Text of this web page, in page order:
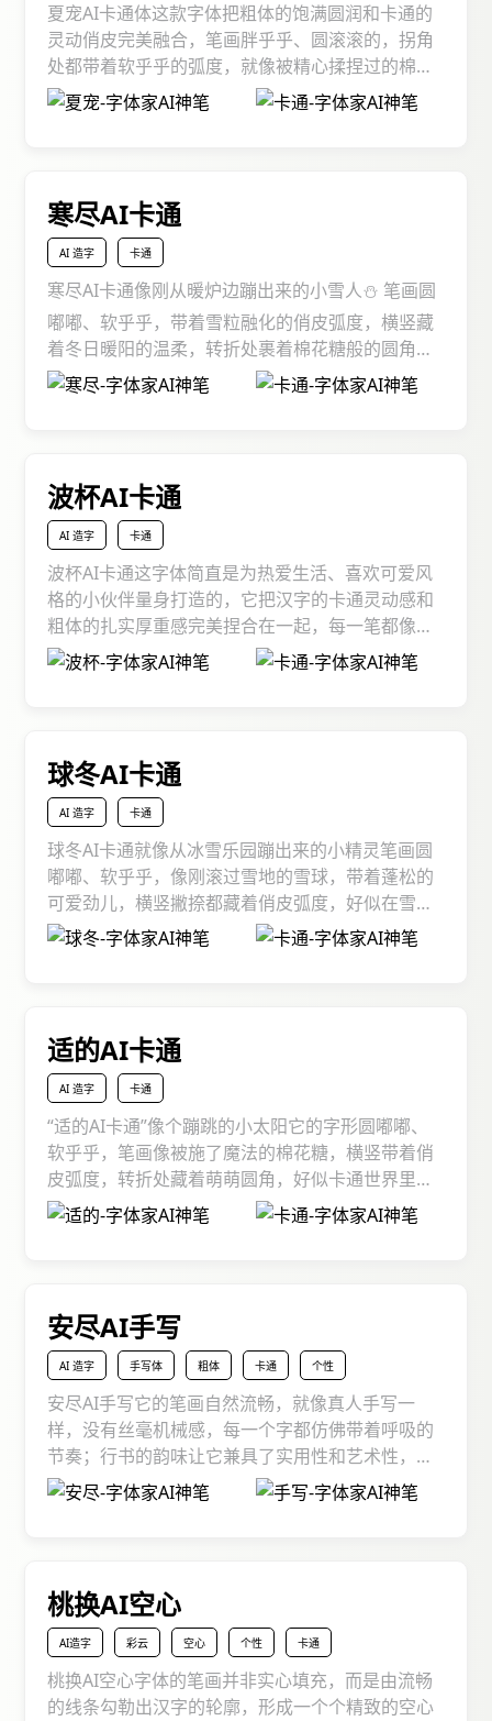
夏宠AI卡通体这款字体把粗体的饱满圆润和卡通的
灵动俏皮完美融合，笔画胖乎乎、圆滚滚的，拐角
处都带着软乎乎的弧度，就像被精心揉捏过的棉花
糖，每一个字都像睁着圆溜溜大眼睛的小动物，透
着天真烂漫的劲儿！它既保留了粗体的醒目辨识
宠 AI 卡通体，立马就能让画面变得活泼起来，仿佛
空气里都飘着甜甜的气泡！
寒尽AI卡通
AI 造字 卡通
寒尽AI卡通像刚从暖炉边蹦出来的小雪人⛄️ 笔画圆
嘟嘟、软乎乎，带着雪粒融化的俏皮弧度，横竖藏
着冬日暖阳的温柔，转折处裹着棉花糖般的圆角，
把 “寒冬散尽” 的治愈与萌趣，悄悄揉进每个字的骨
缝不管是装点冬日文创、给儿童绘本裹层暖萌氛
借卡通变形统统释放，每看一眼字，都像撞见藏在
雪堆里的小太阳，把寒意烘成甜甜暖意。
波杯AI卡通
AI 造字 卡通
波杯AI卡通这字体简直是为热爱生活、喜欢可爱风
格的小伙伴量身打造的，它把汉字的卡通灵动感和
粗体的扎实厚重感完美捏合在一起，每一笔都像用
胖乎乎的画笔蘸满欢乐颜料画出来的！你看那圆滚
滚的笔画、萌萌的转角，既带着卡通字体特有的俏
buff”，瞬间抓住眼球，让每一份创作都充满阳光与
活力！
球冬AI卡通
AI 造字 卡通
球冬AI卡通就像从冰雪乐园蹦出来的小精灵笔画圆
嘟嘟、软乎乎，像刚滚过雪地的雪球，带着蓬松的
可爱劲儿，横竖撇捺都藏着俏皮弧度，好似在雪地
里玩耍的小脚印，满是童真与趣味。不管是装点儿
童绘本里的冰雪冒险，给冬季文创裹上软萌氛围，
揉进每个字的褶皱，让设计像一场欢乐的冰雪派
对，每看一眼字，都像撞见藏在雪堆里的小惊喜。
适的AI卡通
AI 造字 卡通
“适的AI卡通”像个蹦跳的小太阳它的字形圆嘟嘟、
软乎乎，笔画像被施了魔法的棉花糖，横竖带着俏
皮弧度，转折处藏着萌萌圆角，好似卡通世界里蹦
出的文字精灵。不管是装点儿童绘本的奇妙冒险、
给母婴品牌裹层软萌氛围，还是让文创周边秒变可
动画片，每看一眼字，都像撞见藏在角落的小惊
喜。
安尽AI手写
AI 造字 手写体 粗体 卡通 个性
安尽AI手写它的笔画自然流畅，就像真人手写一
样，没有丝毫机械感，每一个字都仿佛带着呼吸的
节奏；行书的韵味让它兼具了实用性和艺术性，既
便于识别，又充满了美感；整体风格雅致而不失活
力，无论是表达温馨的情感还是传递积极的态度，
合添一份温情，给日常的记录加一份灵动，让每一
个字都带着独特的个性。
桃换AI空心
AI造字 彩云 空心 个性 卡通
桃换AI空心字体的笔画并非实心填充，而是由流畅
的线条勾勒出汉字的轮廓，形成一个个精致的空心